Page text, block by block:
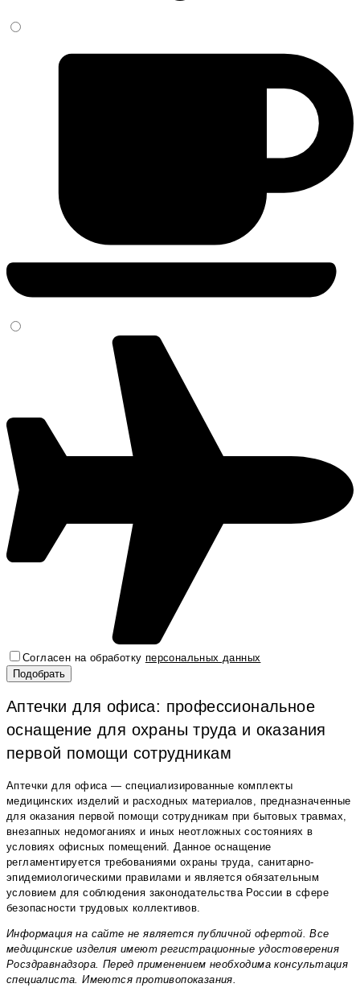
Согласен на обработку персональных данных
Аптечки для офиса: профессиональное
оснащение для охраны труда и оказания
первой помощи сотрудникам
Аптечки для офиса — специализированные комплекты
медицинских изделий и расходных материалов, предназначенные
для оказания первой помощи сотрудникам при бытовых травмах,
внезапных недомоганиях и иных неотложных состояниях в
условиях офисных помещений. Данное оснащение
регламентируется требованиями охраны труда, санитарно-
эпидемиологическими правилами и является обязательным
условием для соблюдения законодательства России в сфере
безопасности трудовых коллективов.
Информация на сайте не является публичной офертой. Все
медицинские изделия имеют регистрационные удостоверения
Росздравнадзора. Перед применением необходима консультация
специалиста. Имеются противопоказания.